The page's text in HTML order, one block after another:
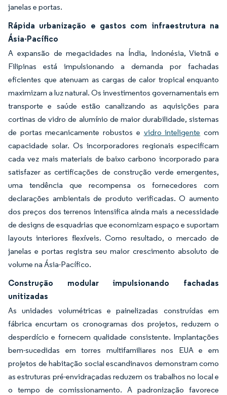
janelas e portas.
Rápida urbanização e gastos com infraestrutura na
Ásia-Pacífico
A expansão de megacidades na Índia, Indonésia, Vietnã e
Filipinas está impulsionando a demanda por fachadas
eficientes que atenuam as cargas de calor tropical enquanto
maximizam a luz natural. Os investimentos governamentais em
transporte e saúde estão canalizando as aquisições para
cortinas de vidro de alumínio de maior durabilidade, sistemas
de portas mecanicamente robustos e vidro inteligente com
capacidade solar. Os incorporadores regionais especificam
cada vez mais materiais de baixo carbono incorporado para
satisfazer as certificações de construção verde emergentes,
uma tendência que recompensa os fornecedores com
declarações ambientais de produto verificadas. O aumento
dos preços dos terrenos intensifica ainda mais a necessidade
de designs de esquadrias que economizam espaço e suportam
layouts interiores flexíveis. Como resultado, o mercado de
janelas e portas registra seu maior crescimento absoluto de
volume na Ásia-Pacífico.
Construção modular impulsionando fachadas
unitizadas
As unidades volumétricas e painelizadas construídas em
fábrica encurtam os cronogramas dos projetos, reduzem o
desperdício e fornecem qualidade consistente. Implantações
bem-sucedidas em torres multifamiliares nos EUA e em
projetos de habitação social escandinavos demonstram como
as estruturas pré-envidraçadas reduzem os trabalhos no local e
o tempo de comissionamento. A padronização favorece